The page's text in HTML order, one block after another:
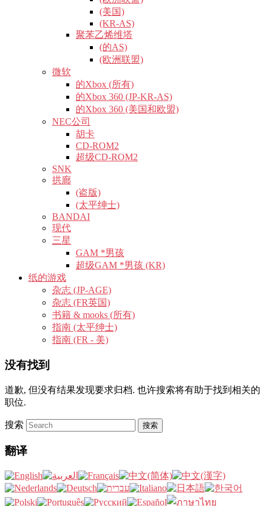
(美国)
(KR-AS)
聚苯乙烯维塔
(的AS)
(欧洲联盟)
微软
的Xbox (所有)
的Xbox 360 (JP-KR-AS)
的Xbox 360 (美国和欧盟)
NEC公司
胡卡
CD-ROM2
超级CD-ROM2
SNK
拱廊
(盗版)
(太平绅士)
BANDAI
现代
三星
GAM *男孩
超级GAM *男孩 (KR)
纸的游戏
杂志 (JP-AGE)
杂志 (FR英国)
书籍 & mooks (所有)
指南 (太平绅士)
指南 (FR - 美)
没有找到
道歉, 但没有结果发现要求归档. 也许搜索将有助于找到相关的
职位.
搜索
翻译